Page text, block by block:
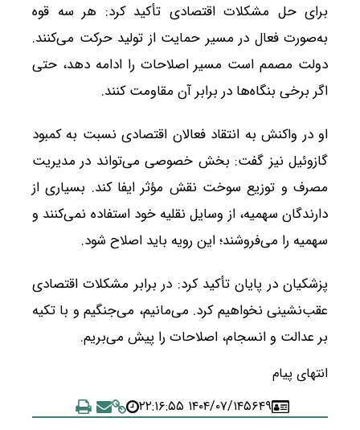
برای حل مشکلات اقتصادی تأکید کرد: هر سه قوه
به‌صورت فعال در مسیر حمایت از تولید حرکت می‌کنند.
دولت مصمم است مسیر اصلاحات را ادامه دهد، حتی
اگر برخی بنگاه‌ها در برابر آن مقاومت کنند.
او در واکنش به انتقاد فعالان اقتصادی نسبت به کمبود
گازوئیل نیز گفت: بخش خصوصی می‌تواند در مدیریت
مصرف و توزیع سوخت نقش مؤثر ایفا کند. بسیاری از
دارندگان سهمیه، از وسایل نقلیه خود استفاده نمی‌کنند و
سهمیه را می‌فروشند؛ این رویه باید اصلاح شود.
پزشکیان در پایان تأکید کرد: در برابر مشکلات اقتصادی
عقب‌نشینی نخواهیم کرد. می‌مانیم، می‌جنگیم و با تکیه
بر عدالت و انسجام، اصلاحات را پیش می‌بریم.
انتهای پیام
۵۶۴۹۱۴۰۴/۰۷/۱۴ ۲۲:۱۶:۵۵